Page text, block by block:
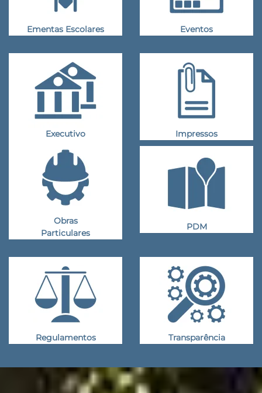
Ementas Escolares Eventos
Executivo Impressos
Obras
Particulares
PDM
Regulamentos Transparência